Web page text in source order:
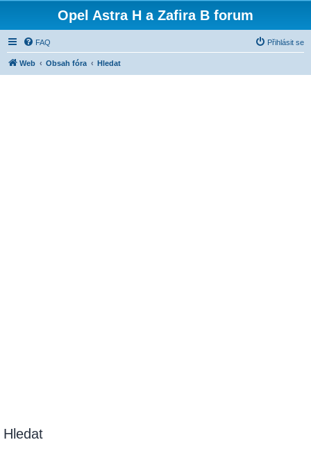
Opel Astra H a Zafira B forum
FAQ Přihlásit se
Web Obsah fóra Hledat
Hledat